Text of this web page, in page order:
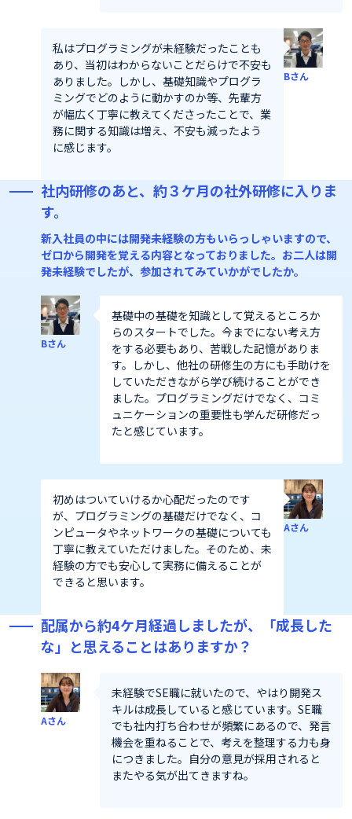
Bさん
私はプログラミングが未経験だったことも
あり、当初はわからないことだらけで不安も
ありました。しかし、基礎知識やプログラ
ミングでどのように動かすのか等、先輩方
が幅広く丁寧に教えてくださったことで、業
務に関する知識は増え、不安も減ったよう
に感じます。
社内研修のあと、約３ケ月の社外研修に入りま
す。
新入社員の中には開発未経験の方もいらっしゃいますので、
ゼロから開発を覚える内容となっておりました。お二人は開
発未経験でしたが、参加されてみていかがでしたか。
Bさん
基礎中の基礎を知識として覚えるところか
らのスタートでした。今までにない考え方
をする必要もあり、苦戦した記憶がありま
す。しかし、他社の研修生の方にも手助けを
していただきながら学び続けることができ
ました。プログラミングだけでなく、コミ
ュニケーションの重要性も学んだ研修だっ
たと感じています。
Aさん
初めはついていけるか心配だったのです
が、プログラミングの基礎だけでなく、コ
ンピュータやネットワークの基礎についても
丁寧に教えていただけました。そのため、未
経験の方でも安心して実務に備えることが
できると思います。
配属から約4ケ月経過しましたが、「成長した
な」と思えることはありますか？
Aさん
未経験でSE職に就いたので、やはり開発ス
キルは成長していると感じています。SE職
でも社内打ち合わせが頻繁にあるので、発言
機会を重ねることで、考えを整理する力も身
につきました。自分の意見が採用されると
またやる気が出てきますね。